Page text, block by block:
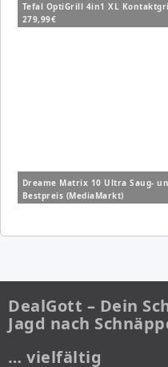
Tefal OptiGrill 4in1 XL
279,99€
Dreame Matrix 10 Ultra Saug-
Bestpreis (MediaMarkt)
DealGott – Dein
Jagd nach
… vielfältig